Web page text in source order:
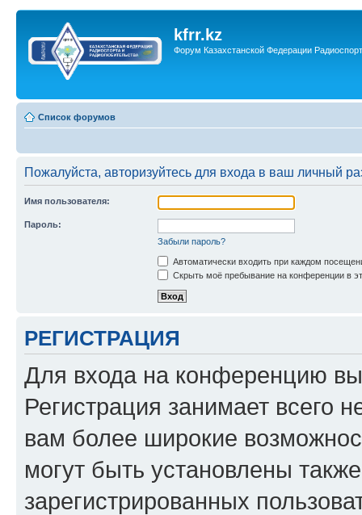
kfrr.kz
Форум Казахстанской Федерации
Список форумов
Пожалуйста, авторизуйтесь для входа в ваш личный
Имя пользователя:
Пароль:
Забыли пароль?
Автоматически входить при каждом
Скрыть моё пребывание на конференции в
РЕГИСТРАЦИЯ
Для входа на конференцию
Регистрация занимает всего
вам более широкие
могут быть установлены
зарегистрированных